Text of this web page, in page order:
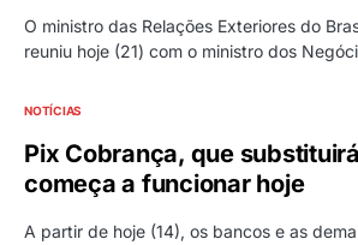
O ministro das Relações Exteriores do
reuniu hoje (21) com o ministro dos
NOTÍCIAS
Pix Cobrança, que
começa a funcionar hoje
A partir de hoje (14), os bancos e as